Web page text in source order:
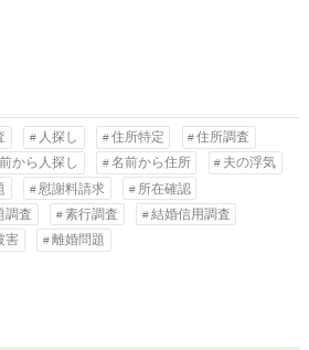
人探し 住所特定
住所調査
から人探し 名前から住所
夫の浮気
慰謝料請求
所在確認
調査 素行調査
結婚信用調査
害 離婚問題